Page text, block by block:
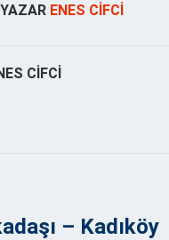
YAZAR ENES CIFCI
CIFCI
– Kadıköy